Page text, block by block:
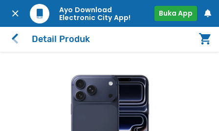
Ayo Download
Electronic City App!
Buka App
Detail Produk